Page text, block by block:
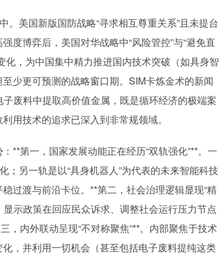
。美国新版国防战略“寻求相互尊重关系”且未提台
度博弈后，美国对华战略中“风险管控”与“避免直
，为中国集中精力推进国内技术突破（如具身智
少更可预测的战略窗口期。SIM卡炼金术的新闻
废料中提取高价值金属，既是循环经济的极端案
用技术的追求已深入到非常规领域。
**第一，国家发展动能正在经历“双轨强化”**。一
；另一轨是以“具身机器人”为代表的未来智能科技
过渡与前沿卡位。**第二，社会治理逻辑显现“精
示政策在回应民众诉求、调整社会运行压力节点
，内外联动呈现“不对称聚焦”**。内部聚焦于技术
，并利用一切机会（甚至包括电子废料提纯这类